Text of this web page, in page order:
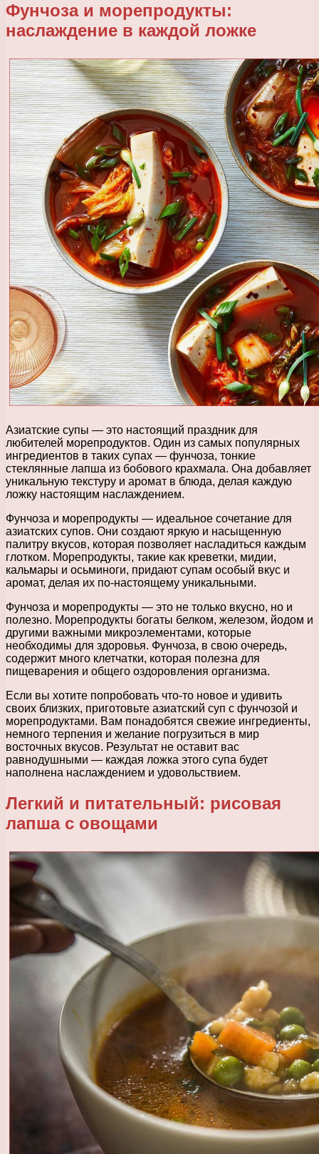
Фунчоза и морепродукты:
наслаждение в каждой ложке
Азиатские супы — это настоящий праздник для
любителей морепродуктов. Один из самых популярных
ингредиентов в таких супах — фунчоза, тонкие
стеклянные лапша из бобового крахмала. Она добавляет
уникальную текстуру и аромат в блюда, делая каждую
ложку настоящим наслаждением.
Фунчоза и морепродукты — идеальное сочетание для
азиатских супов. Они создают яркую и насыщенную
палитру вкусов, которая позволяет насладиться каждым
глотком. Морепродукты, такие как креветки, мидии,
кальмары и осьминоги, придают супам особый вкус и
аромат, делая их по-настоящему уникальными.
Фунчоза и морепродукты — это не только вкусно, но и
полезно. Морепродукты богаты белком, железом, йодом и
другими важными микроэлементами, которые
необходимы для здоровья. Фунчоза, в свою очередь,
содержит много клетчатки, которая полезна для
пищеварения и общего оздоровления организма.
Если вы хотите попробовать что-то новое и удивить
своих близких, приготовьте азиатский суп с фунчозой и
морепродуктами. Вам понадобятся свежие ингредиенты,
немного терпения и желание погрузиться в мир
восточных вкусов. Результат не оставит вас
равнодушными — каждая ложка этого супа будет
наполнена наслаждением и удовольствием.
Легкий и питательный: рисовая
лапша с овощами